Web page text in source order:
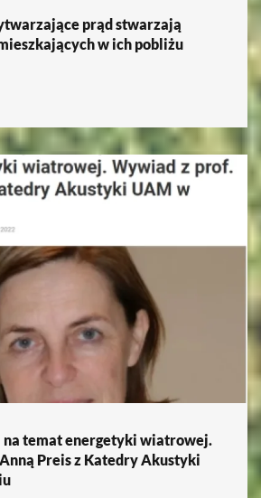
prąd stwarzają
w ich pobliżu
temat energetyki wiatrowej.
Preis z Katedry Akustyki